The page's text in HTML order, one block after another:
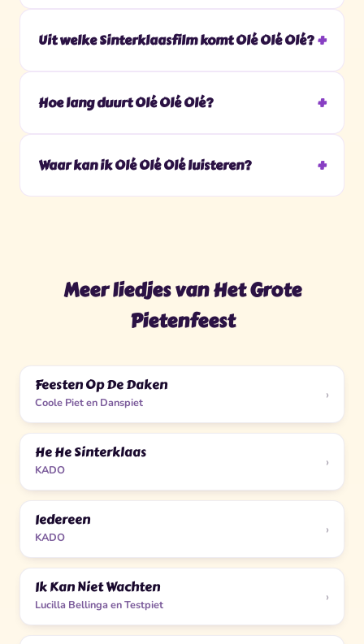
Uit welke Sinterklaasfilm komt Olé Olé Olé?
Hoe lang duurt Olé Olé Olé?
Waar kan ik Olé Olé Olé luisteren?
Meer liedjes van Het Grote
Pietenfeest
Feesten Op De Daken
Coole Piet en Danspiet ›
He He Sinterklaas
KADO ›
Iedereen
KADO ›
Ik Kan Niet Wachten
Lucilla Bellinga en Testpiet ›